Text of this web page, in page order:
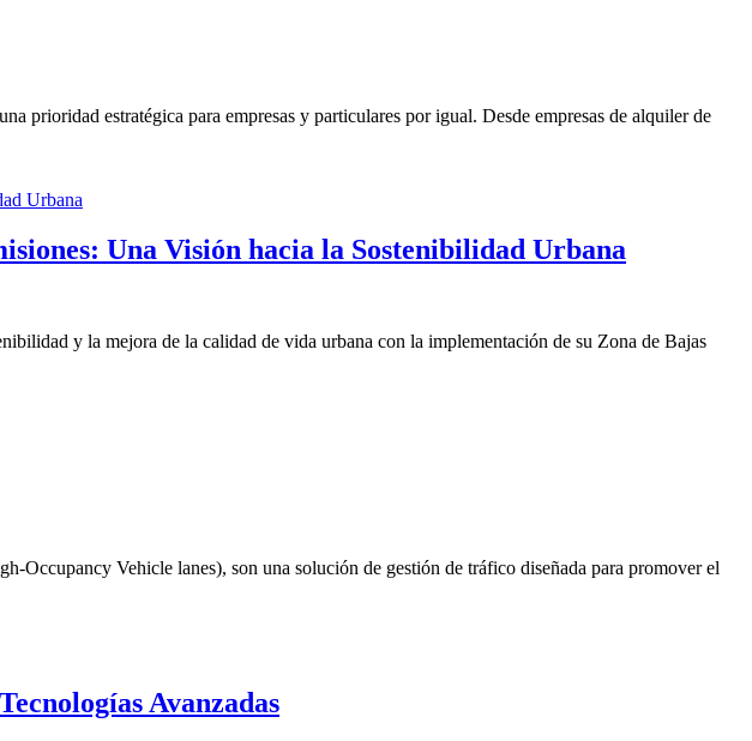
prioridad estratégica para empresas y particulares por igual. Desde empresas de alquiler de
Una Visión hacia la Sostenibilidad Urbana
y la mejora de la calidad de vida urbana con la implementación de su Zona de Bajas
Vehicle lanes), son una solución de gestión de tráfico diseñada para promover el
Avanzadas